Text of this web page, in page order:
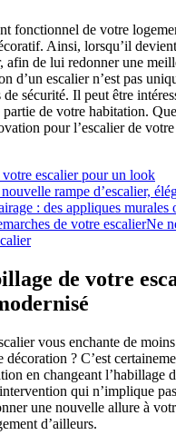
fonctionnel de votre
Ainsi, lorsqu’il
afin de lui redonner une
d’un escalier n’est pas
sécurité. Il peut être
de votre habitation.
pour l’escalier de
escalier pour un look
rampe d’escalier,
: des appliques murales
de votre escalierNe
de votre
vous enchante de
décoration ? C’est
en changeant l’habillage
qui n’implique
une nouvelle allure à
d’ailleurs.